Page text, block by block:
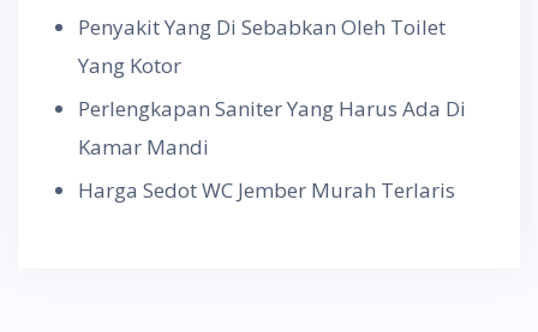
Penyakit Yang Di Sebabkan Oleh Toilet
Yang Kotor
Perlengkapan Saniter Yang Harus Ada Di
Kamar Mandi
Harga Sedot WC Jember Murah Terlaris